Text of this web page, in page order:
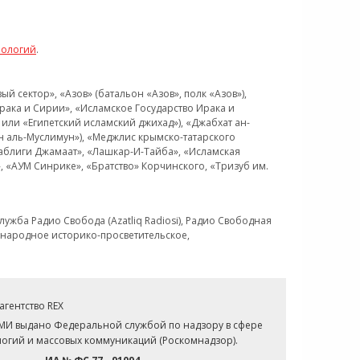
.
«Азов» (батальон «Азов», полк «Азов»),
и Сирии», «Исламское Государство Ирака и
«Египетский исламский джихад»), «Джабхат ан-
Муслимун»), «Меджлис крымско-татарского
Джамаат», «Лашкар-И-Тайба», «Исламская
Синрике», «Братство» Корчинского, «Тризуб им.
Радио Свобода (Azatliq Radiosi), Радио Свободная
историко-просветительское,
REX
выдано Федеральной службой по надзору в сфере
и массовых коммуникаций (Роскомнадзор).